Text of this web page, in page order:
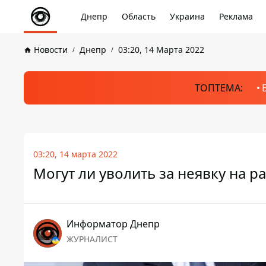
Днепр Область Украина Реклама
Новости Днепр 03:20, 14 Марта 2022
ТОПТЕМА:
03:20, 14 марта 2022
Могут ли уволить за неявку на
Информатор Днепр
ЖУРНАЛИСТ